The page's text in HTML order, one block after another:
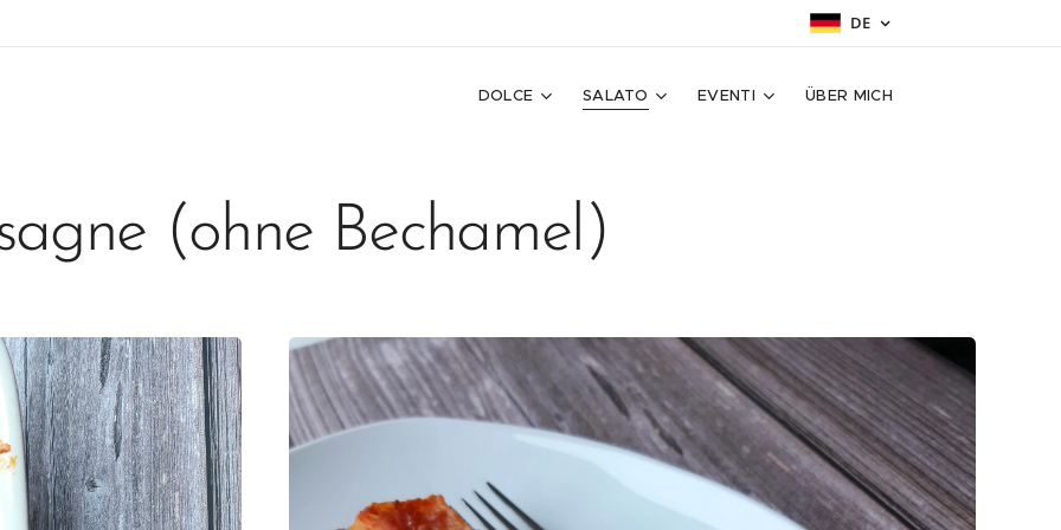
DE
DOLCE SALATO EVENTI ÜBER MICH
(ohne Bechamel)